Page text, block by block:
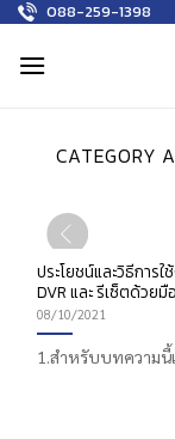
Skip
content
088-259-1398
CATEGORY
ส
ประโยชน์และวิธีการ
DVR และ รีเซ็ตด้วย
08/10/2021
1.สำหรับบทความนี้